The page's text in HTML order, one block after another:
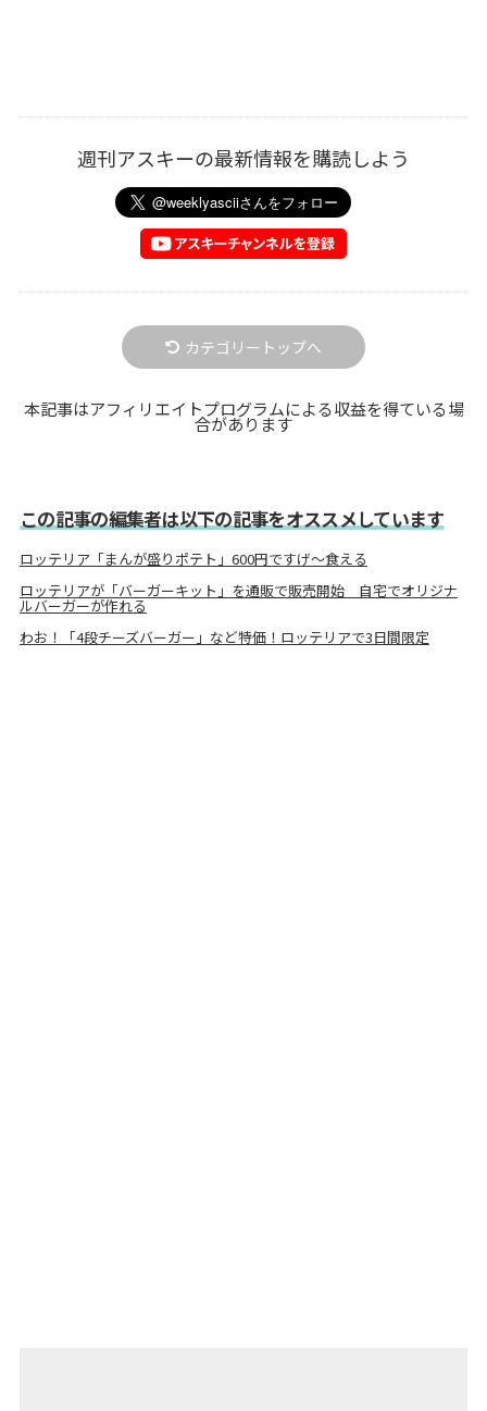
週刊アスキーの最新情報を購読しよう
カテゴリートップへ
本記事はアフィリエイトプログラムによる収益を得ている場
合があります
この記事の編集者は以下の記事をオススメしています
ロッテリア「まんが盛りポテト」600円ですげ～食える
ロッテリアが「バーガーキット」を通販で販売開始 自宅でオリジナ
ルバーガーが作れる
わお！「4段チーズバーガー」など特価！ロッテリアで3日間限定